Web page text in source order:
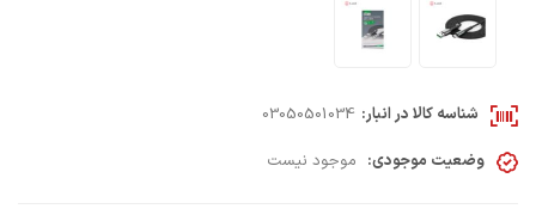
شناسه کالا در انبار: 03050501034
وضعیت موجودی: موجود نیست